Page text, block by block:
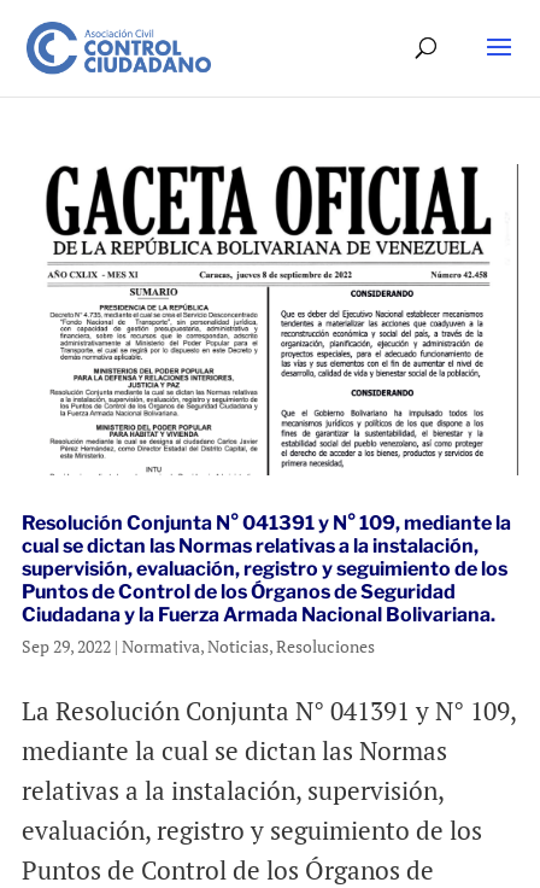
Resolución Conjunta N° 041391 y N° 109, mediante la
cual se dictan las Normas relativas a la instalación,
supervisión, evaluación, registro y seguimiento de los
Puntos de Control de los Órganos de Seguridad
Ciudadana y la Fuerza Armada Nacional Bolivariana.
Sep 29, 2022| Normativa,Noticias,Resoluciones
La Resolución Conjunta N° 041391 y N° 109,
mediante la cual se dictan las Normas
relativas a la instalación, supervisión,
evaluación, registro y seguimiento de los
Puntos de Control de los Órganos de